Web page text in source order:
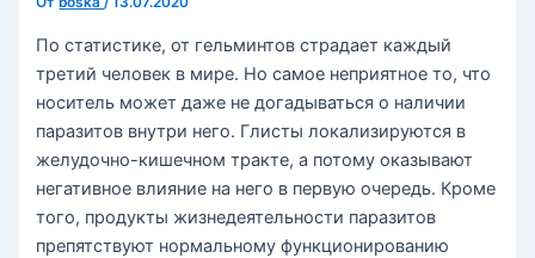
По статистике, от гельминтов страдает каждый
третий человек в мире. Но самое неприятное то, что
носитель может даже не догадываться о наличии
паразитов внутри него. Глисты локализируются в
желудочно-кишечном тракте, а потому оказывают
негативное влияние на него в первую очередь. Кроме
того, продукты жизнедеятельности паразитов
препятствуют нормальному функционированию